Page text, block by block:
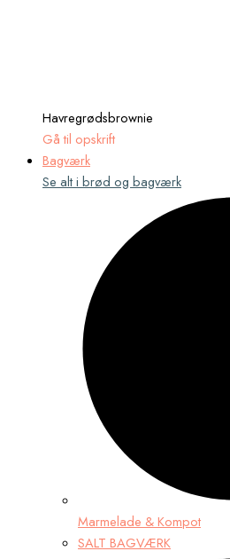
Havregrødsbrownie
Gå til opskrift
Bagværk
Se alt i brød og bagværk
Marmelade & Kompot
SALT BAGVÆRK